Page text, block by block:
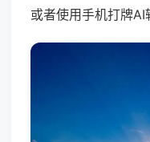
或者使用手机打牌AI